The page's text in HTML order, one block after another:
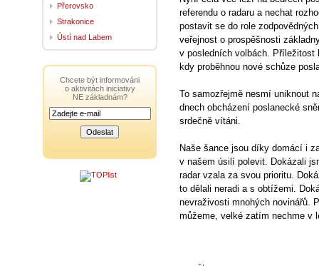
referendu o radaru a nechat
postavit se do role
veřejnost o prospěšnosti
v posledních volbách. Příležitost
kdy proběhnou nové schůze
To samozřejmě nesmí uniknout
dnech obcházení poslanecké
srdečně vítáni.
Naše šance jsou díky domácí i
v našem úsilí polevit. Dokázali
radar vzala za svou prioritu.
to dělali neradi a s obtížemi.
nevraživosti mnohých novinářů.
můžeme, velké zatím nechme v
Přerovsko
Strakonice
Ústí nad Labem
Chcete být informováni
o aktivitách iniciativy
NE základnám?